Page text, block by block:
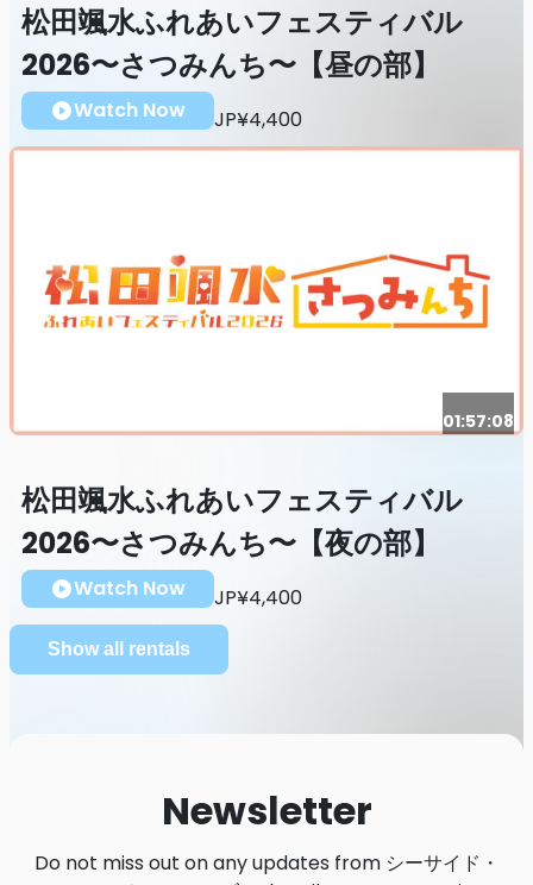
松田颯水ふれあいフェスティバル
2026〜さつみんち〜【昼の部】
Watch Now JP¥4,400
01:57:08
松田颯水ふれあいフェスティバル
2026〜さつみんち〜【夜の部】
Watch Now JP¥4,400
Show all rentals
Newsletter
Do not miss out on any updates from シーサイド・